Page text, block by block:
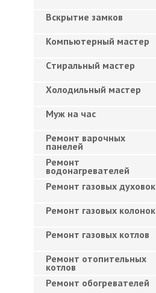
Вскрытие замков
Компьютерный мастер
Cтиральный мастер
Холодильный мастер
Муж на час
Ремонт варочных
панелей
Ремонт
водонагревателей
Ремонт газовых духовок
Ремонт газовых колонок
Ремонт газовых котлов
Ремонт отопительных
котлов
Ремонт обогревателей